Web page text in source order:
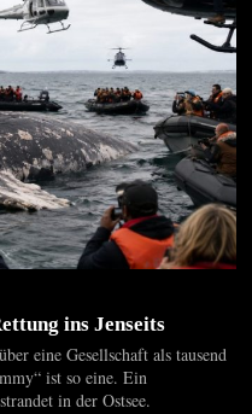
ins Jenseits
eine Gesellschaft als tausend
ist so eine. Ein
in der Ostsee.